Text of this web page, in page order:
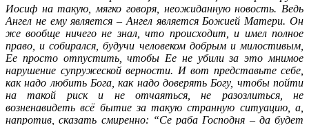
Иосиф на такую, мягко говоря, неожиданную новость. Ведь
Ангел не ему является – Ангел является Божией Матери. Он
же вообще ничего не знал, что происходит, и имел полное
право, и собирался, будучи человеком добрым и милостивым,
Ее просто отпустить, чтобы Ее не убили за это мнимое
нарушение супружеской верности. И вот представьте себе,
как надо любить Бога, как надо доверять Богу, чтобы пойти
на такой риск и не отчаяться, не разозлиться, не
возненавидеть всё бытие за такую странную ситуацию, а,
напротив, сказать смиренно: “Cе раба Господня – да будет